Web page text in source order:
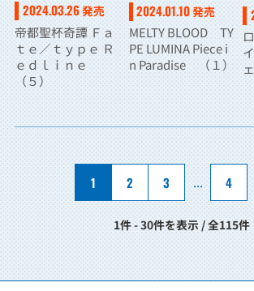
2024.03.26発売
帝都聖杯奇譚 Ｆａ
ｔｅ／ｔｙｐｅ Ｒ
ｅｄｌｉｎｅ
（５）
2024.01.10発売
MELTY BLOOD TY
PE LUMINA Piece i
n Paradise （１）
1 2 3 ... 4
1件 - 30件を表示 / 全115件